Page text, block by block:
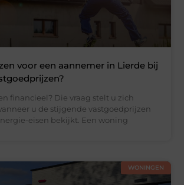
voor een aannemer in Lierde bij
financieel? Die vraag stelt u zich
u de stijgende vastgoedprijzen
eisen bekijkt. Een woning
WONINGEN